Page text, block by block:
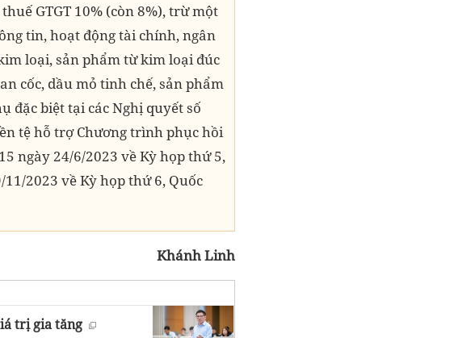
GTGT 10% (còn 8%), trừ một
tin, hoạt động tài chính, ngân
loại, sản phẩm từ kim loại đúc
cốc, dầu mỏ tinh chế, sản phẩm
đặc biệt tại các Nghị quyết số
tệ hỗ trợ Chương trình phục hồi
ngày 24/6/2023 về Kỳ họp thứ 5,
2023 về Kỳ họp thứ 6, Quốc
Khánh Linh
trị gia tăng